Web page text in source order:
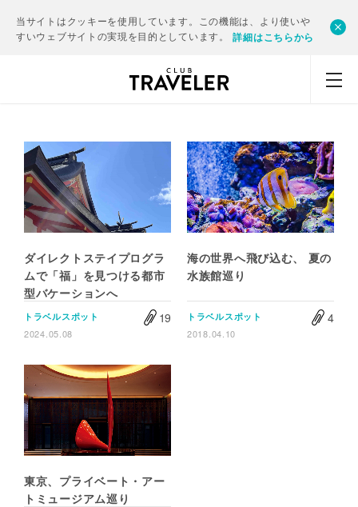
当サイトはクッキーを使用しています。この機能は、より使いや
すいウェブサイトの実現を目的としています。
詳細はこちらから
ダイレクトステイプログラ
ムで「福」を見つける都市
型バケーションへ
トラベルスポット
2024.05.08
19
海の世界へ飛び込む、 夏の
水族館巡り
トラベルスポット
2018.04.10
4
東京、プライベート・アー
トミュージアム巡り